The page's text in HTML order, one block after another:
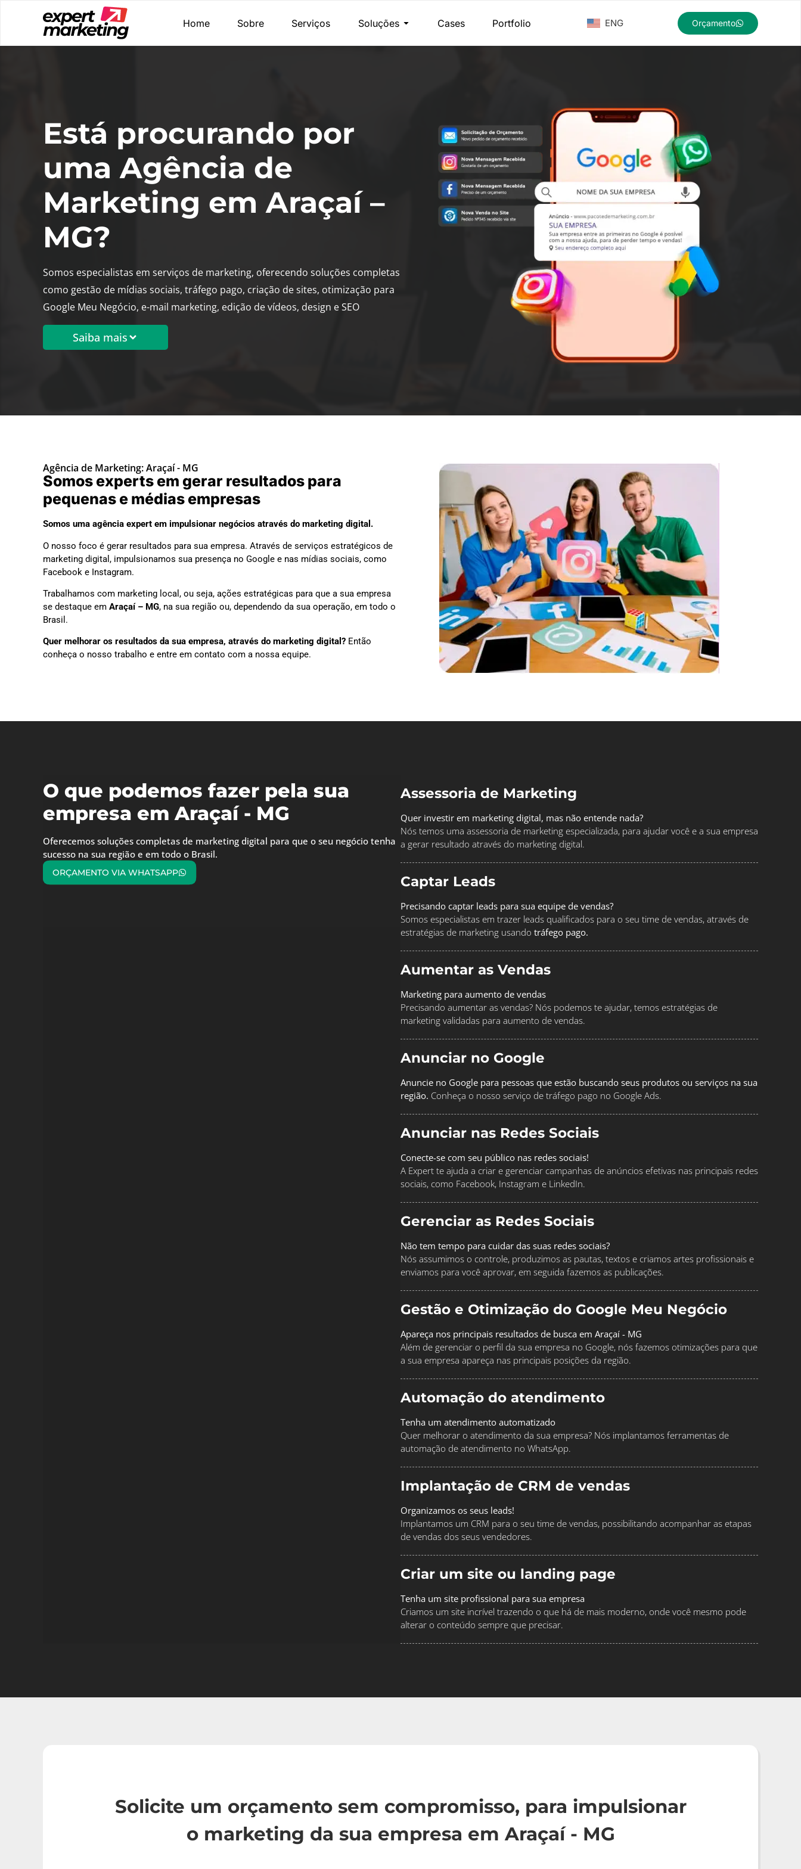
Home Sobre Serviços Soluções Cases Portfolio ENG Orçamento
Está procurando por
uma Agência de
Marketing em Araçaí –
MG?
Somos especialistas em serviços de marketing, oferecendo soluções completas
como gestão de mídias sociais, tráfego pago, criação de sites, otimização para
Google Meu Negócio, e-mail marketing, edição de vídeos, design e SEO
Saiba mais
Agência de Marketing: Araçaí - MG
Somos experts em gerar resultados para
pequenas e médias empresas
Somos uma agência expert em impulsionar negócios através do marketing digital.
O nosso foco é gerar resultados para sua empresa. Através de serviços estratégicos de
marketing digital, impulsionamos sua presença no Google e nas mídias sociais, como
Facebook e Instagram.
Trabalhamos com marketing local, ou seja, ações estratégicas para que a sua empresa
se destaque em Araçaí – MG, na sua região ou, dependendo da sua operação, em todo o
Brasil.
Quer melhorar os resultados da sua empresa, através do marketing digital? Então
conheça o nosso trabalho e entre em contato com a nossa equipe.
O que podemos fazer pela sua
empresa em Araçaí - MG
Oferecemos soluções completas de marketing digital para que o seu negócio tenha
sucesso na sua região e em todo o Brasil.
ORÇAMENTO VIA WHATSAPP
Assessoria de Marketing
Quer investir em marketing digital, mas não entende nada?
Nós temos uma assessoria de marketing especializada, para ajudar você e a sua empresa
a gerar resultado através do marketing digital.
Captar Leads
Precisando captar leads para sua equipe de vendas?
Somos especialistas em trazer leads qualificados para o seu time de vendas, através de
estratégias de marketing usando tráfego pago.
Aumentar as Vendas
Marketing para aumento de vendas
Precisando aumentar as vendas? Nós podemos te ajudar, temos estratégias de
marketing validadas para aumento de vendas.
Anunciar no Google
Anuncie no Google para pessoas que estão buscando seus produtos ou serviços na sua
região. Conheça o nosso serviço de tráfego pago no Google Ads.
Anunciar nas Redes Sociais
Conecte-se com seu público nas redes sociais!
A Expert te ajuda a criar e gerenciar campanhas de anúncios efetivas nas principais redes
sociais, como Facebook, Instagram e LinkedIn.
Gerenciar as Redes Sociais
Não tem tempo para cuidar das suas redes sociais?
Nós assumimos o controle, produzimos as pautas, textos e criamos artes profissionais e
enviamos para você aprovar, em seguida fazemos as publicações.
Gestão e Otimização do Google Meu Negócio
Apareça nos principais resultados de busca em Araçaí - MG
Além de gerenciar o perfil da sua empresa no Google, nós fazemos otimizações para que
a sua empresa apareça nas principais posições da região.
Automação do atendimento
Tenha um atendimento automatizado
Quer melhorar o atendimento da sua empresa? Nós implantamos ferramentas de
automação de atendimento no WhatsApp.
Implantação de CRM de vendas
Organizamos os seus leads!
Implantamos um CRM para o seu time de vendas, possibilitando acompanhar as etapas
de vendas dos seus vendedores.
Criar um site ou landing page
Tenha um site profissional para sua empresa
Criamos um site incrível trazendo o que há de mais moderno, onde você mesmo pode
alterar o conteúdo sempre que precisar.
Solicite um orçamento sem compromisso, para impulsionar
o marketing da sua empresa em Araçaí - MG